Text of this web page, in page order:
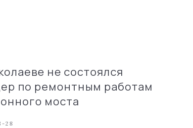
не состоялся
по ремонтным работам
моста
28